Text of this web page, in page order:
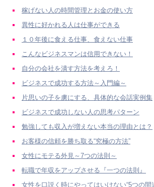
稼げない人の時間管理とお金の使い方
異性に好かれる人は仕事ができる
１０年後に食える仕事、食えない仕事
こんなビジネスマンは信用できない！
自分の会社を潰す方法を考えろ！
ビジネスで成功する方法～入門編～
片思いの子を虜にする、具体的な会話実例集
ビジネスで成功しない人の思考パターン
勉強しても収入が増えない本当の理由とは？
お客様の信頼を勝ち取る“究極の方法”
女性にモテる外見～7つの法則～
転職で年収をアップさせる『一つの法則』
女性を口説く時にやってはいけない“5つの間